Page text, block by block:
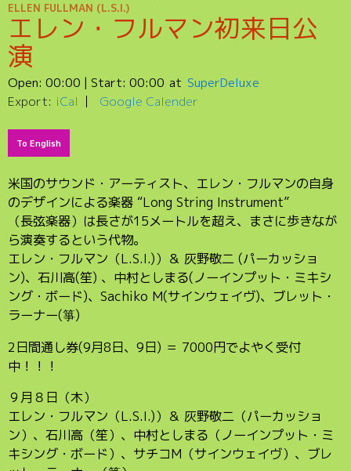
ELLEN FULLMAN (L.S.I.)
エレン・フルマン初来日公
演
Open: 00:00 | Start: 00:00
SuperDeluxe
Export: iCal Google Calender
To English
米国のサウンド・アーティスト、エレン・フルマンの自身
のデザインによる楽器 “Long String Instrument”
（長弦楽器）は長さが15メートルを超え、まさに歩きなが
ら演奏するという代物。
エレン・フルマン（L.S.I.)）＆ 灰野敬二 (パーカッショ
ン)、石川高(笙) 、中村としまる(ノーインプット・ミキシ
ング・ボード)、Sachiko M(サインウェイヴ)、ブレット・
ラーナー(箏)
2日間通し券(9月8日、9日) ＝ 7000円でよやく受付
中！！！
９月８日（木）
エレン・フルマン（L.S.I.)）＆ 灰野敬二（パーカッショ
ン）、石川高（笙）、中村としまる（ノーインプット・ミ
キシング・ボード）、サチコM（サインウェイヴ）、ブレ